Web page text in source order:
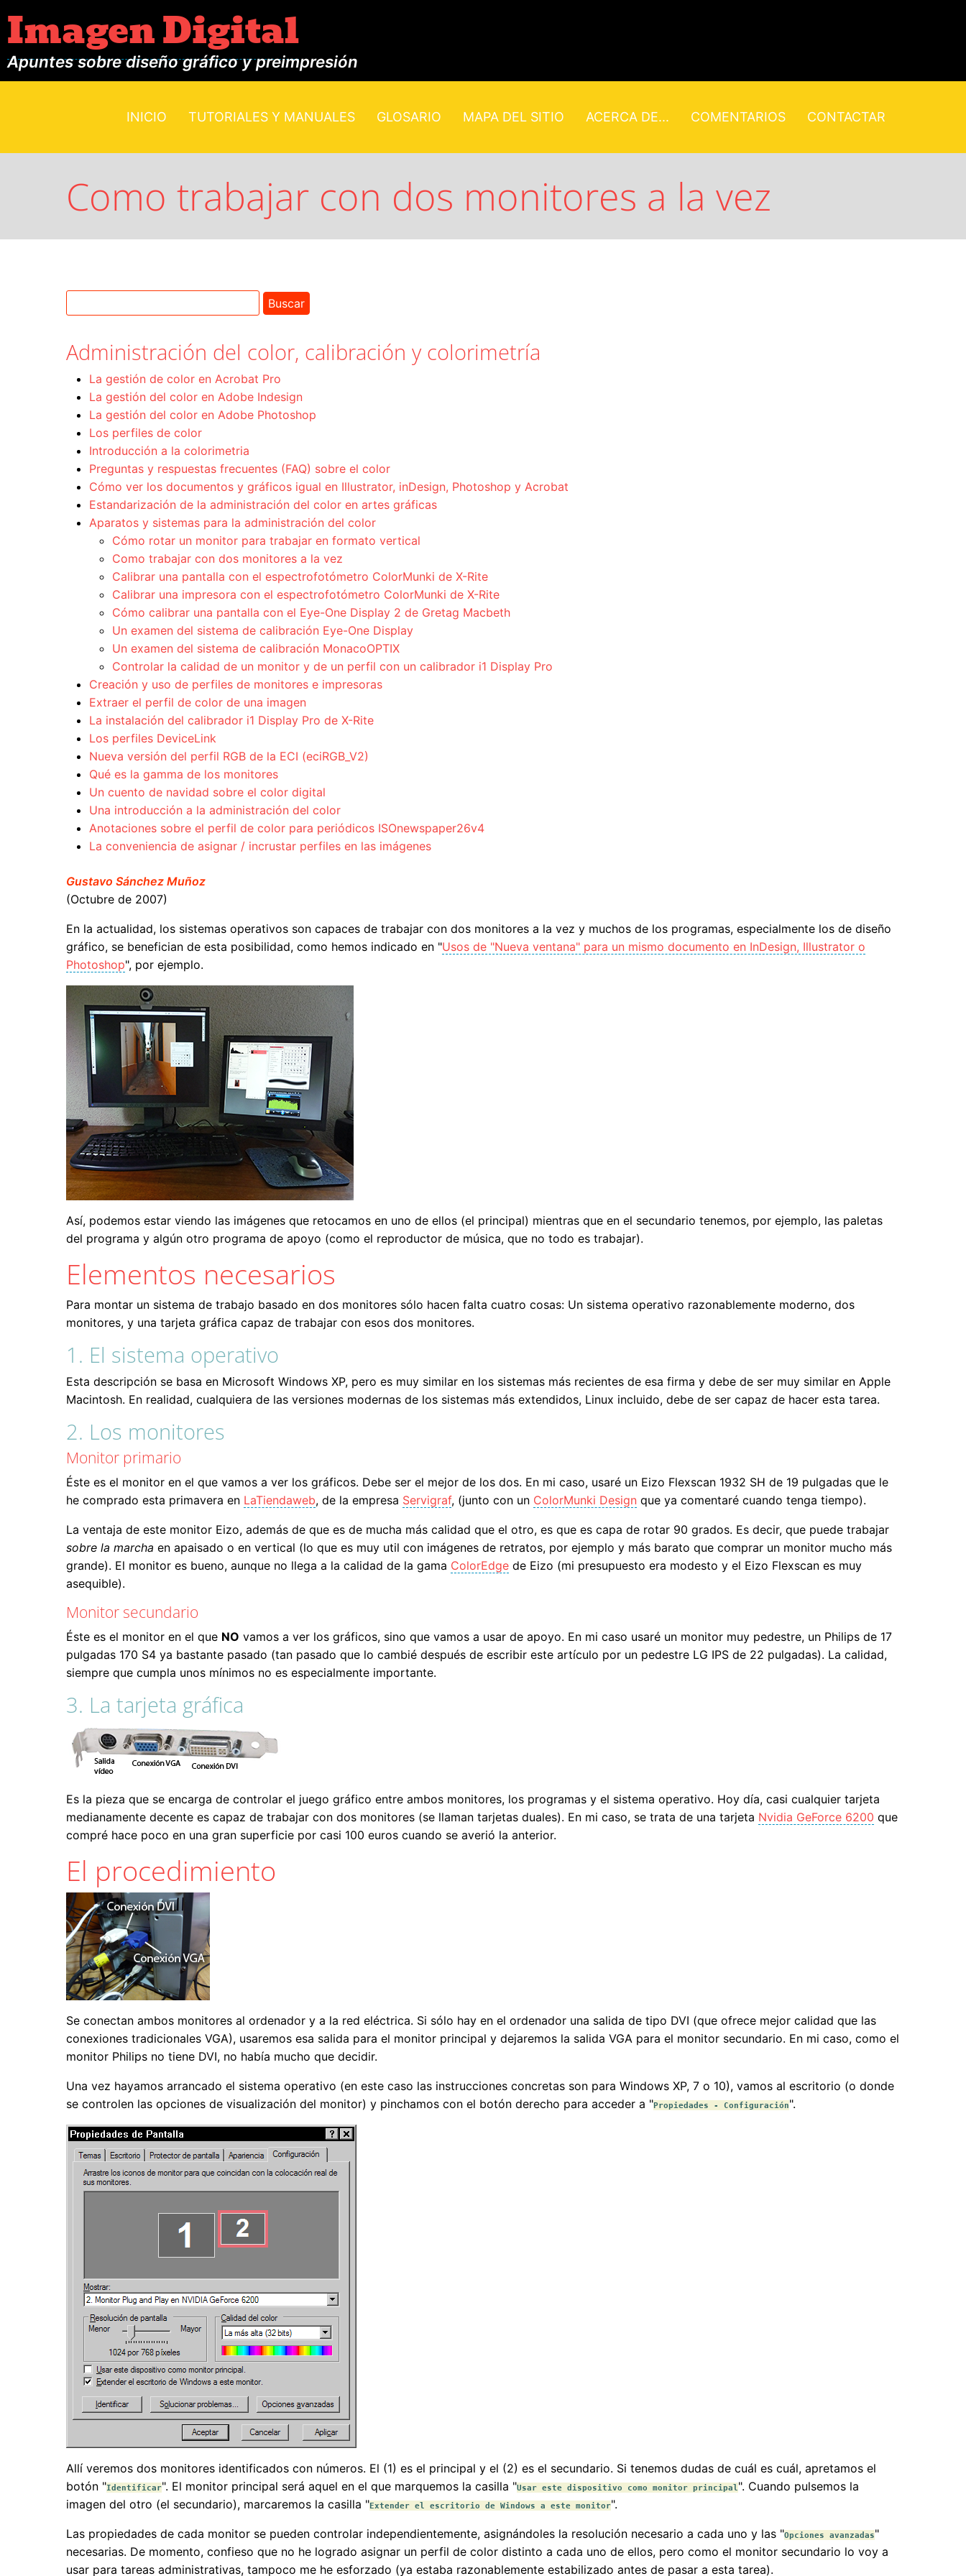
Imagen Digital
Apuntes sobre diseño gráfico y preimpresión
INICIO TUTORIALES Y MANUALES GLOSARIO MAPA DEL SITIO ACERCA DE... COMENTARIOS CONTACTAR
Como trabajar con dos monitores a la vez
Administración del color, calibración y colorimetría
La gestión de color en Acrobat Pro
La gestión del color en Adobe Indesign
La gestión del color en Adobe Photoshop
Los perfiles de color
Introducción a la colorimetria
Preguntas y respuestas frecuentes (FAQ) sobre el color
Cómo ver los documentos y gráficos igual en Illustrator, inDesign, Photoshop y Acrobat
Estandarización de la administración del color en artes gráficas
Aparatos y sistemas para la administración del color
Cómo rotar un monitor para trabajar en formato vertical
Como trabajar con dos monitores a la vez
Calibrar una pantalla con el espectrofotómetro ColorMunki de X-Rite
Calibrar una impresora con el espectrofotómetro ColorMunki de X-Rite
Cómo calibrar una pantalla con el Eye-One Display 2 de Gretag Macbeth
Un examen del sistema de calibración Eye-One Display
Un examen del sistema de calibración MonacoOPTIX
Controlar la calidad de un monitor y de un perfil con un calibrador i1 Display Pro
Creación y uso de perfiles de monitores e impresoras
Extraer el perfil de color de una imagen
La instalación del calibrador i1 Display Pro de X-Rite
Los perfiles DeviceLink
Nueva versión del perfil RGB de la ECI (eciRGB_V2)
Qué es la gamma de los monitores
Un cuento de navidad sobre el color digital
Una introducción a la administración del color
Anotaciones sobre el perfil de color para periódicos ISOnewspaper26v4
La conveniencia de asignar / incrustar perfiles en las imágenes
Gustavo Sánchez Muñoz
(Octubre de 2007)
En la actualidad, los sistemas operativos son capaces de trabajar con dos monitores a la vez y muchos de los programas, especialmente los de diseño
gráfico, se benefician de esta posibilidad, como hemos indicado en "Usos de "Nueva ventana" para un mismo documento en InDesign, Illustrator o
Photoshop", por ejemplo.
Así, podemos estar viendo las imágenes que retocamos en uno de ellos (el principal) mientras que en el secundario tenemos, por ejemplo, las paletas
del programa y algún otro programa de apoyo (como el reproductor de música, que no todo es trabajar).
Elementos necesarios
Para montar un sistema de trabajo basado en dos monitores sólo hacen falta cuatro cosas: Un sistema operativo razonablemente moderno, dos
monitores, y una tarjeta gráfica capaz de trabajar con esos dos monitores.
1. El sistema operativo
Esta descripción se basa en Microsoft Windows XP, pero es muy similar en los sistemas más recientes de esa firma y debe de ser muy similar en Apple
Macintosh. En realidad, cualquiera de las versiones modernas de los sistemas más extendidos, Linux incluido, debe de ser capaz de hacer esta tarea.
2. Los monitores
Monitor primario
Éste es el monitor en el que vamos a ver los gráficos. Debe ser el mejor de los dos. En mi caso, usaré un Eizo Flexscan 1932 SH de 19 pulgadas que le
he comprado esta primavera en LaTiendaweb, de la empresa Servigraf, (junto con un ColorMunki Design que ya comentaré cuando tenga tiempo).
La ventaja de este monitor Eizo, además de que es de mucha más calidad que el otro, es que es capa de rotar 90 grados. Es decir, que puede trabajar
sobre la marcha en apaisado o en vertical (lo que es muy util con imágenes de retratos, por ejemplo y más barato que comprar un monitor mucho más
grande). El monitor es bueno, aunque no llega a la calidad de la gama ColorEdge de Eizo (mi presupuesto era modesto y el Eizo Flexscan es muy
asequible).
Monitor secundario
Éste es el monitor en el que NO vamos a ver los gráficos, sino que vamos a usar de apoyo. En mi caso usaré un monitor muy pedestre, un Philips de 17
pulgadas 170 S4 ya bastante pasado (tan pasado que lo cambié después de escribir este artículo por un pedestre LG IPS de 22 pulgadas). La calidad,
siempre que cumpla unos mínimos no es especialmente importante.
3. La tarjeta gráfica
Es la pieza que se encarga de controlar el juego gráfico entre ambos monitores, los programas y el sistema operativo. Hoy día, casi cualquier tarjeta
medianamente decente es capaz de trabajar con dos monitores (se llaman tarjetas duales). En mi caso, se trata de una tarjeta Nvidia GeForce 6200 que
compré hace poco en una gran superficie por casi 100 euros cuando se averió la anterior.
El procedimiento
Se conectan ambos monitores al ordenador y a la red eléctrica. Si sólo hay en el ordenador una salida de tipo DVI (que ofrece mejor calidad que las
conexiones tradicionales VGA), usaremos esa salida para el monitor principal y dejaremos la salida VGA para el monitor secundario. En mi caso, como el
monitor Philips no tiene DVI, no había mucho que decidir.
Una vez hayamos arrancado el sistema operativo (en este caso las instrucciones concretas son para Windows XP, 7 o 10), vamos al escritorio (o donde
se controlen las opciones de visualización del monitor) y pinchamos con el botón derecho para acceder a "Propiedades - Configuración".
Allí veremos dos monitores identificados con números. El (1) es el principal y el (2) es el secundario. Si tenemos dudas de cuál es cuál, apretamos el
botón "Identificar". El monitor principal será aquel en el que marquemos la casilla "Usar este dispositivo como monitor principal". Cuando pulsemos la
imagen del otro (el secundario), marcaremos la casilla "Extender el escritorio de Windows a este monitor".
Las propiedades de cada monitor se pueden controlar independientemente, asignándoles la resolución necesario a cada uno y las "Opciones avanzadas"
necesarias. De momento, confieso que no he logrado asignar un perfil de color distinto a cada uno de ellos, pero como el monitor secundario lo voy a
usar para tareas administrativas, tampoco me he esforzado (ya estaba razonablemente estabilizado antes de pasar a esta tarea).